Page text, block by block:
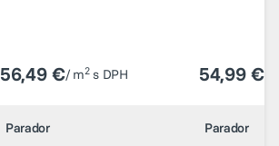
56,49 €/ m2s DPH 54,99 €/
Parador Parador
56,49 €/ m2s DPH 54,99 €/
Parador Parador